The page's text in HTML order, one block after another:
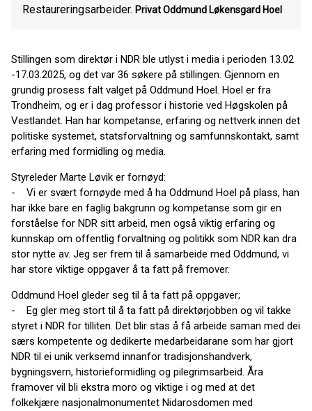
Restaureringsarbeider. PrivatOddmund Løkensgard Hoel
Stillingen som direktør i NDR ble utlyst i media i perioden 13.02
-17.03.2025, og det var 36 søkere på stillingen. Gjennom en
grundig prosess falt valget på Oddmund Hoel. Hoel er fra
Trondheim, og er i dag professor i historie ved Høgskolen på
Vestlandet. Han har kompetanse, erfaring og nettverk innen det
politiske systemet, statsforvaltning og samfunnskontakt, samt
erfaring med formidling og media.
Styreleder Marte Løvik er fornøyd:
- Vi er svært fornøyde med å ha Oddmund Hoel på plass, han
har ikke bare en faglig bakgrunn og kompetanse som gir en
forståelse for NDR sitt arbeid, men også viktig erfaring og
kunnskap om offentlig forvaltning og politikk som NDR kan dra
stor nytte av. Jeg ser frem til å samarbeide med Oddmund, vi
har store viktige oppgaver å ta fatt på fremover.
Oddmund Hoel gleder seg til å ta fatt på oppgaver;
- Eg gler meg stort til å ta fatt på direktørjobben og vil takke
styret i NDR for tilliten. Det blir stas å få arbeide saman med dei
særs kompetente og dedikerte medarbeidarane som har gjort
NDR til ei unik verksemd innanfor tradisjonshandverk,
bygningsvern, historieformidling og pilegrimsarbeid. Åra
framover vil bli ekstra moro og viktige i og med at det
folkekjære nasjonalmonumentet Nidarosdomen med